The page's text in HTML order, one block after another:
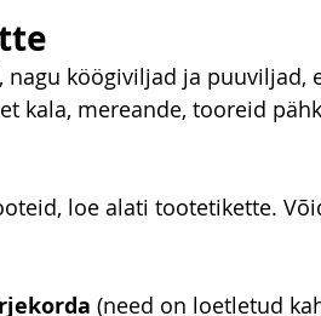
köögiviljad ja puuviljad,
kala, mereande, tooreid
loe alati tootetikette.
(need on loetletud